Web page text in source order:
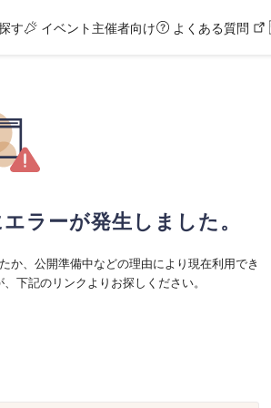
す イベント主催者向け よくある質問
ラーが発生しました。
か、公開準備中などの理由により現在利用でき
下記のリンクよりお探しください。